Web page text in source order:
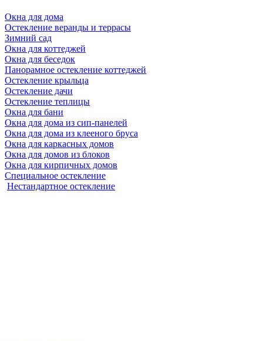
Окна для дома
Остекление веранды и террасы
Зимний сад
Окна для коттеджей
Окна для беседок
Панорамное остекление коттеджей
Остекление крыльца
Остекление дачи
Остекление теплицы
Окна для бани
Окна для дома из сип-панелей
Окна для дома из клееного бруса
Окна для каркасных домов
Окна для домов из блоков
Окна для кирпичных домов
Специальное остекление
Нестандартное остекление